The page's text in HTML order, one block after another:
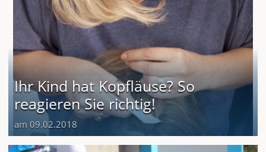
Ihr Kind hat Kopfläuse? So
reagieren Sie richtig!
am 09.02.2018